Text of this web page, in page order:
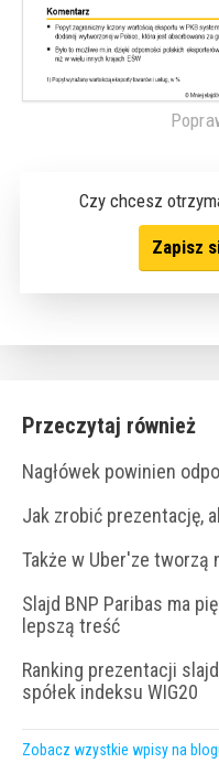
Czy chcesz
Zapisz
Przeczytaj również
Nagłówek powinien
Jak zrobić prezentację,
Także w Uber'ze tworzą
Slajd BNP Paribas ma
lepszą treść
Ranking prezentacji
spółek indeksu WIG20
Zobacz wzystkie wpisy na